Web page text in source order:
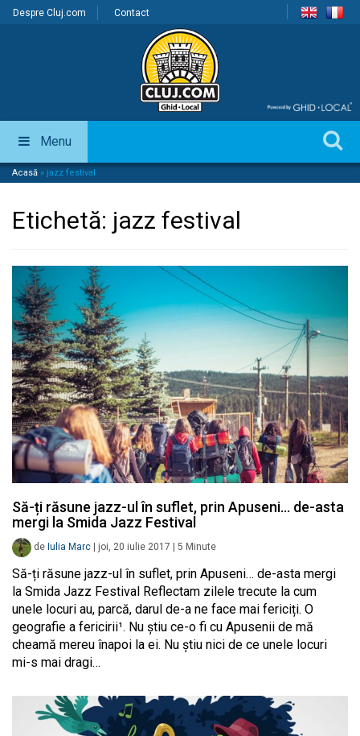
Despre Cluj.com Contact
Menu
Acasă » jazz festival
Etichetă: jazz festival
Să-ți răsune jazz-ul în suflet, prin Apuseni… de-asta
mergi la Smida Jazz Festival
de Iulia Marc joi, 20 iulie 2017 5 Minute
Să-ți răsune jazz-ul în suflet, prin Apuseni… de-asta mergi
la Smida Jazz Festival Reflectam zilele trecute la cum
unele locuri au, parcă, darul de-a ne face mai fericiți. O
geografie a fericirii¹. Nu știu ce-o fi cu Apusenii de mă
cheamă mereu înapoi la ei. Nu știu nici de ce unele locuri
mi-s mai dragi…